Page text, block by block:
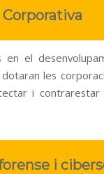
en el
dotaran les
i contrarestar
i